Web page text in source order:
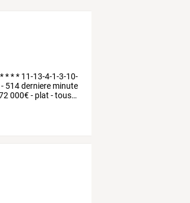
**** 11-13-4-1-3-10-
- 514derniere minute
000€- plat -tous…